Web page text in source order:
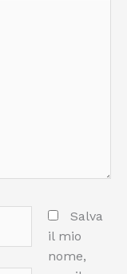
Salva
il mio
nome,